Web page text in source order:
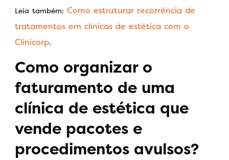
Leia também: Como estruturar recorrência de
tratamentos em clínicas de estética com o
Clinicorp.
Como organizar o
faturamento de uma
clínica de estética que
vende pacotes e
procedimentos avulsos?